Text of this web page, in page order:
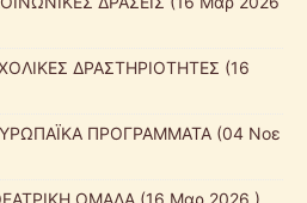
ΔΡΑΣΤΗΡΙΟΤΗΤΕΣ (16
ΠΡΟΓΡΑΜΜΑΤΑ (04 Νοε
ΟΜΑΔΑ (16 Μαρ 2026 )